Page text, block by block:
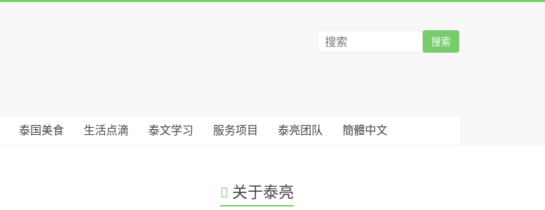
泰国美食 生活点滴 泰文学习 服务项目 泰亮团队 簡體中文
关于泰亮